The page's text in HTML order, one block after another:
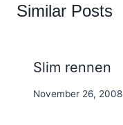
Similar Posts
Slim rennen
By
November 26, 2008